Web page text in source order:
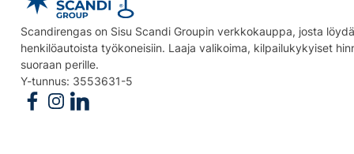
Scandirengas on Sisu Scandi Groupin verkkokauppa, josta
henkilöautoista työkoneisiin. Laaja valikoima, kilpailukykyiset
suoraan perille.
Y-tunnus: 3553631-5
Follow us on Facebook
Follow us on Instagram
Follow us on Linkedin